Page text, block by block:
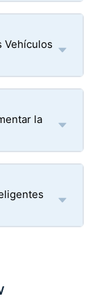
Vehículos
la